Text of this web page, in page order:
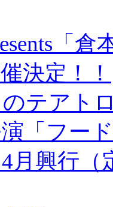
「
決定！！
テアト
「フー
4月興行